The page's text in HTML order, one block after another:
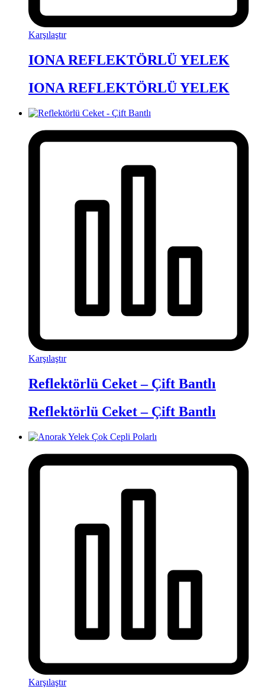
Karşılaştır
IONA REFLEKTÖRLÜ YELEK
IONA REFLEKTÖRLÜ YELEK
Karşılaştır
Reflektörlü Ceket – Çift Bantlı
Reflektörlü Ceket – Çift Bantlı
Karşılaştır